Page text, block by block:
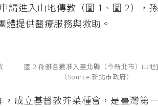
請進入山地傳教（圖 1、圖 2），
體提供醫療服務與救助。
圖 2 孫雅各獲准入臺北縣（今新北市）山地
（Source:新北市政府）
成立基督教芥菜種會，是臺灣第